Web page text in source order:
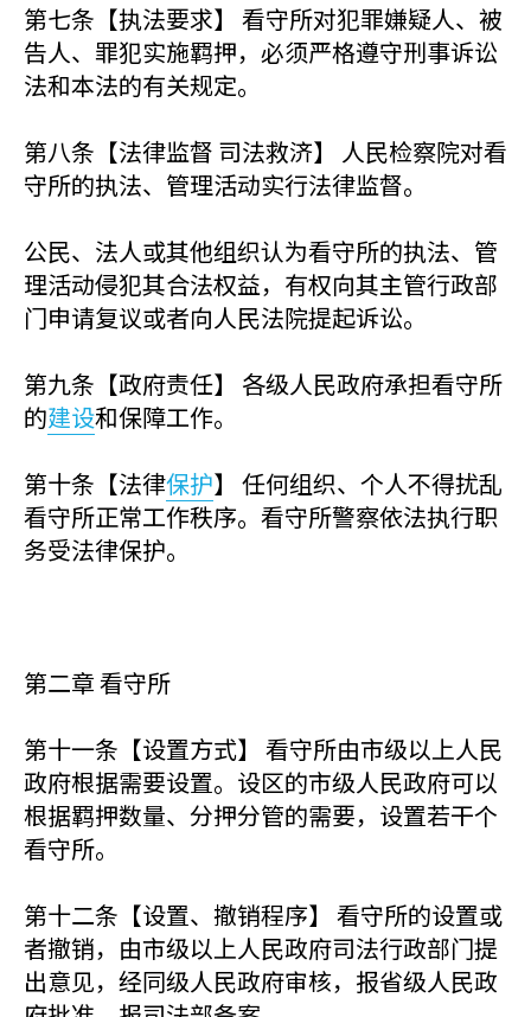
第七条【执法要求】 看守所对犯罪嫌疑人、被
告人、罪犯实施羁押，必须严格遵守刑事诉讼
法和本法的有关规定。
第八条【法律监督 司法救济】 人民检察院对看
守所的执法、管理活动实行法律监督。
公民、法人或其他组织认为看守所的执法、管
理活动侵犯其合法权益，有权向其主管行政部
门申请复议或者向人民法院提起诉讼。
第九条【政府责任】 各级人民政府承担看守所
的建设和保障工作。
第十条【法律保护】 任何组织、个人不得扰乱
看守所正常工作秩序。看守所警察依法执行职
务受法律保护。
第二章 看守所
第十一条【设置方式】 看守所由市级以上人民
政府根据需要设置。设区的市级人民政府可以
根据羁押数量、分押分管的需要，设置若干个
看守所。
第十二条【设置、撤销程序】 看守所的设置或
者撤销，由市级以上人民政府司法行政部门提
出意见，经同级人民政府审核，报省级人民政